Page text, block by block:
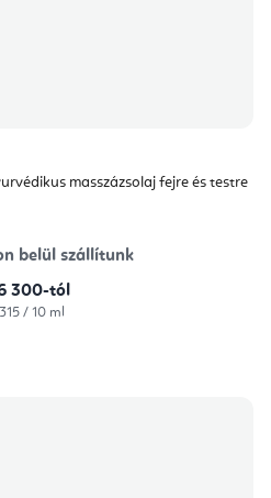
masszázsolaj fejre és testre
belül szállítunk
300-tól
/ 10 ml